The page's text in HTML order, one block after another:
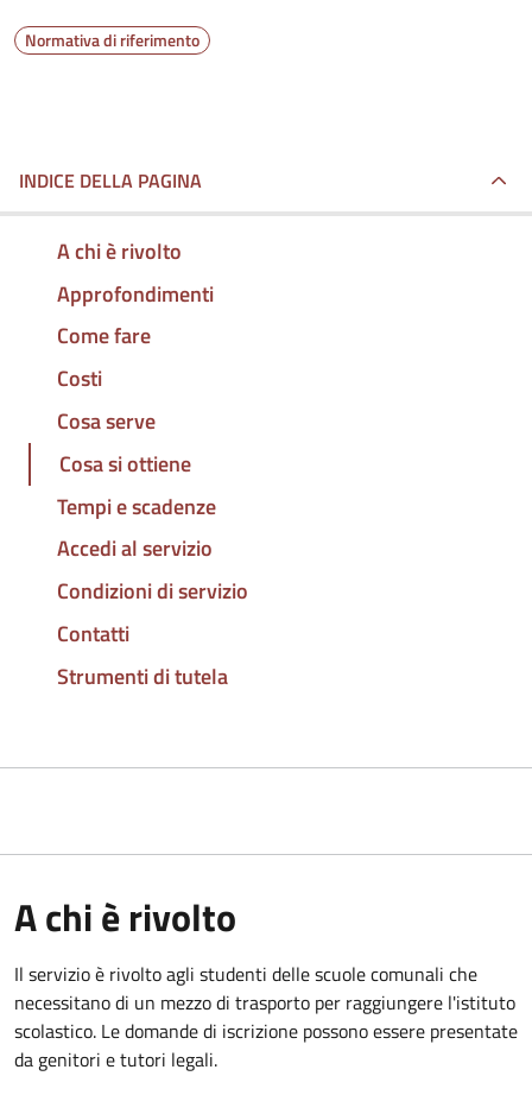
Normativa di riferimento
INDICE DELLA PAGINA
A chi è rivolto
Approfondimenti
Come fare
Costi
Cosa serve
Cosa si ottiene
Tempi e scadenze
Accedi al servizio
Condizioni di servizio
Contatti
Strumenti di tutela
A chi è rivolto
Il servizio è rivolto agli studenti delle scuole comunali che
necessitano di un mezzo di trasporto per raggiungere l'istituto
scolastico. Le domande di iscrizione possono essere presentate
da genitori e tutori legali.